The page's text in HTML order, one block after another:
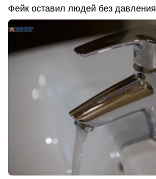
Фейк оставил людей без давления